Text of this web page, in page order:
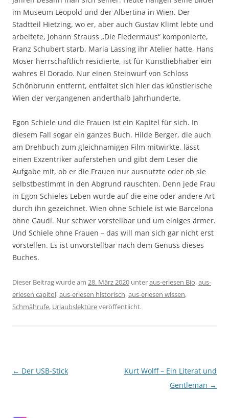
im Museum Leopold und der Albertina in Wien. Der
Stadtteil Hietzing, wo er, aber auch Gustav Klimt lebte und
arbeitete, Johann Strauss „Die Fledermaus“ komponierte,
Franz Schubert starb, Maria Lassing ihr Atelier hatte, Hans
Moser herrschaftlich residierte, ist für Kunstliebhaber ein
wahres El Dorado. Nur einen Steinwurf von Schloss
Schönbrunn entfernt, entfaltet sich hier das künstlerische
Wien der vergangenen anderthalb Jahrhunderte.
Egon Schiele und die Frauen ist ein Kapitel für sich. In
diesem Fall sogar ein ganzes Buch. Hilde Berger, die auch
am Drehbuch zum gleichnamigen Film mitwirkte, lässt
einen Exzentriker auferstehen und gibt dem Leser die
Aufgabe mit, ob er die Frauen nur ausnutzte oder ob sie
selbstbestimmt in den Abgrund rauschten. Denn jede Frau
in Egon Schieles Leben wurde auf die eine oder andere Art
durch ihn gezeichnet. Wien ohne Schiele ist wie Barcelona
ohne Gaudí. Nur schwer vorstellbar und um einiges ärmer.
Und Schiele ohne Frauen – das will man sich gar nicht erst
vorstellen. Es ist unvorstellbar nach dem Genuss dieses
Buches.
Dieser Beitrag wurde am 28. März 2020 unteraus-erlesen Bio,aus-
erlesen capitol,aus-erlesen historisch,aus-erlesen wissen,
Schmährufe, Urlaubslektüreveröffentlicht.
Beitragsnavigation
← Der USB-Stick
Kurt Wolff – Ein Literat und
Gentleman →